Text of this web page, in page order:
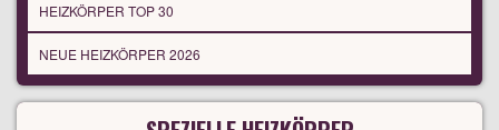
HEIZKÖRPER TOP 30
NEUE HEIZKÖRPER 2026